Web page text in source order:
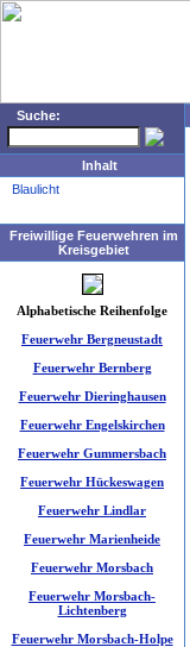
Suche:
Inhalt
Blaulicht
Freiwillige Feuerwehren im
Kreisgebiet
Alphabetische Reihenfolge
Feuerwehr Bergneustadt
Feuerwehr Bernberg
Feuerwehr Dieringhausen
Feuerwehr Engelskirchen
Feuerwehr Gummersbach
Feuerwehr Hückeswagen
Feuerwehr Lindlar
Feuerwehr Marienheide
Feuerwehr Morsbach
Feuerwehr Morsbach-
Lichtenberg
Feuerwehr Morsbach-Holpe